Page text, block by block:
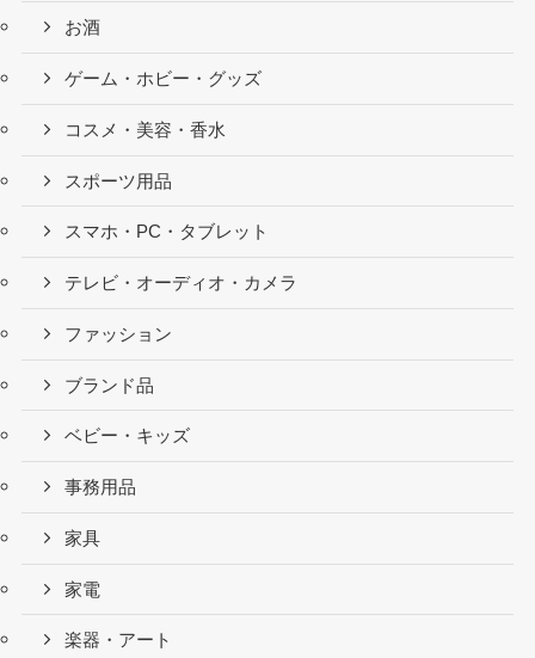
お酒
ゲーム・ホビー・グッズ
コスメ・美容・香水
スポーツ用品
スマホ・PC・タブレット
テレビ・オーディオ・カメラ
ファッション
ブランド品
ベビー・キッズ
事務用品
家具
家電
楽器・アート